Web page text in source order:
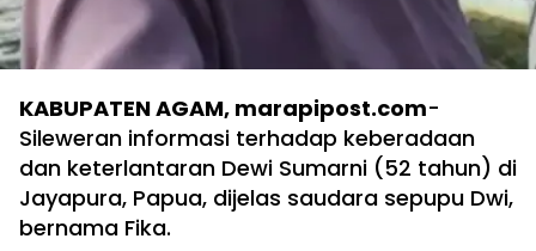
KABUPATEN AGAM, marapipost.com-
Sileweran informasi terhadap keberadaan
dan keterlantaran Dewi Sumarni (52 tahun) di
Jayapura, Papua, dijelas saudara sepupu Dwi,
bernama Fika.